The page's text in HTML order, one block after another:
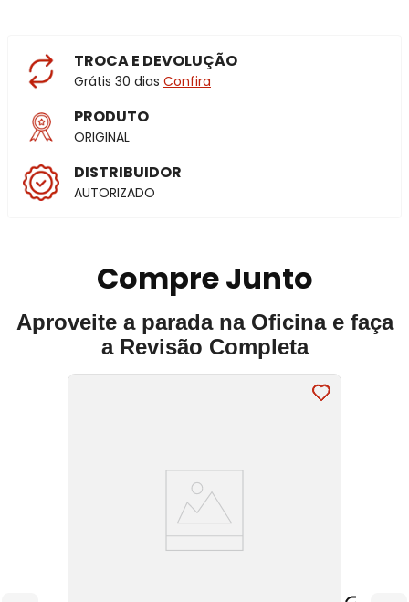
TROCA E DEVOLUÇÃO
Grátis 30 dias Confira
PRODUTO
ORIGINAL
DISTRIBUIDOR
AUTORIZADO
Compre Junto
Aproveite a parada na Oficina e faça
a Revisão Completa